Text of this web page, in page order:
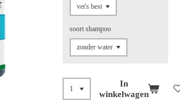
soort shampoo
In
winkelwagen